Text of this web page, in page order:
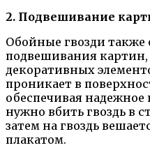
2. Подвешивание
Обойные гвозди также
подвешивания картин,
декоративных
проникает в
обеспечивая надежное
нужно вбить гвоздь в
затем на гвоздь
плакатом.